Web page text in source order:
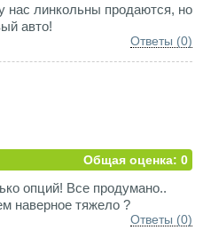
нас линкольны продаются, но
авто!
Ответы (0)
Общая оценка: 0
опций! Все продумано..
наверное тяжело ?
Ответы (0)